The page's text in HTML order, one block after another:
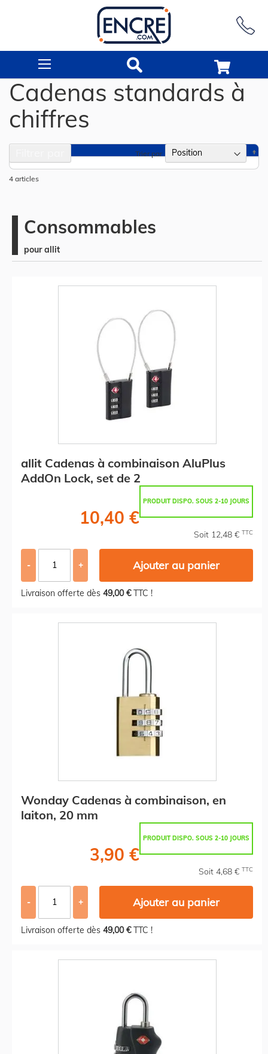
Cadenas standards à
chiffres
4 articles
Trier par
Consommables
pour allit
allit Cadenas à combinaison AluPlus
AddOn Lock, set de 2
PRODUIT DISPO. SOUS 2-10 JOURS
10,40 €
Soit 12,48 € TTC
- + Ajouter au panier
Livraison offerte dès 49,00 €TTC !
Wonday Cadenas à combinaison, en
laiton, 20 mm
PRODUIT DISPO. SOUS 2-10 JOURS
3,90 €
Soit 4,68 € TTC
- + Ajouter au panier
Livraison offerte dès 49,00 €TTC !